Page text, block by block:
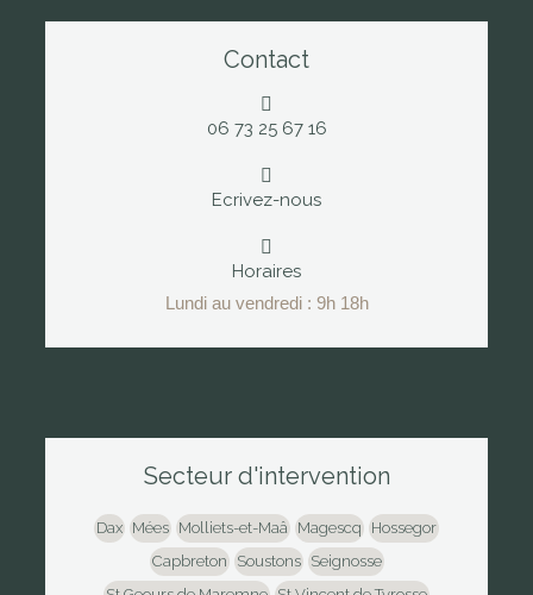
Contact
06 73 25 67 16
Ecrivez-nous
Horaires
Lundi au vendredi : 9h 18h
Secteur d'intervention
Dax Mées Molliets-et-Maâ Magescq
Hossegor
Capbreton
Soustons
Seignosse